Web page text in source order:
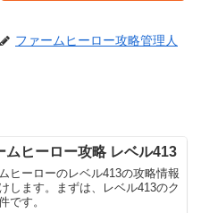
ファームヒーロー攻略管理人
ムヒーロー攻略 レベル413
ヒーローのレベル413の攻略情報
します。まずは、レベル413のク
です。